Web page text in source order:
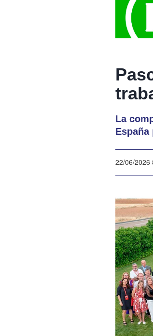
La
22/06/2026